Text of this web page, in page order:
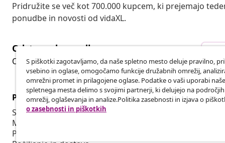
Pridružite se več kot 700.000 kupcem, ki prejemajo
ponudbe in novosti od vidaXL.
Odstop od pogodbe
Oddaj zahtevek za odstop od naročila.
Podpora za stranke
Sledite svojemu naročilu
Moj račun
Plačilo
Poslovanje
S piškotki zagotavljamo, da naše spletno mesto deluje pravilno,
vsebino in oglase, omogočamo funkcije družabnih omrežij,
omrežni promet in prilagojene oglase. Podatke o vaši uporabi
spletnega mesta delimo s svojimi partnerji, ki delujejo na
omrežij, oglaševanja in analize.Politika zasebnosti in izjava o
o zasebnosti in piškotkih